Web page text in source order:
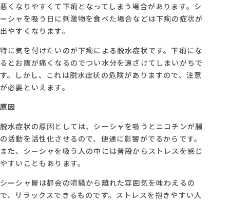
悪くなりやすくて下痢となってしまう場合があります。シ
ーシャを吸う日に刺激物を食べた場合などは下痢の症状が
出やすくなります。
特に気を付けたいのが下痢による脱水症状です。下痢にな
るとお腹が痛くなるのでつい水分を遠ざけてしまいがちで
す。しかし、これは脱水症状の危険がありますので、注意
が必要といえます。
原因
脱水症状の原因としては、シーシャを吸うとニコチンが腸
の活動を活性化させるので、便通に影響がでるからです。
また、シーシャを吸う人の中には普段からストレスを感じ
やすいこともあります。
シーシャ屋は都会の喧騒から離れた雰囲気を味わえるの
で、リラックスできるものです。ストレスを抱きやすい人